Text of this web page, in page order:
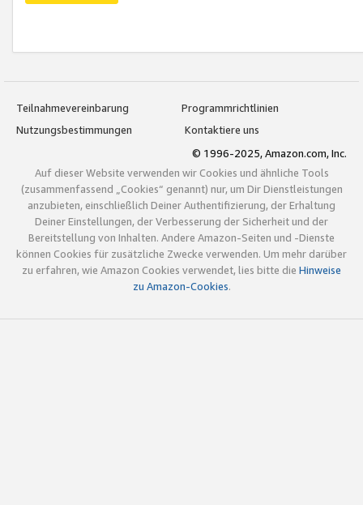
Teilnahmevereinbarung
Programmrichtlinien
Nutzungsbestimmungen
Kontaktiere uns
© 1996-2025, Amazon.com, Inc.
Auf dieser Website verwenden wir Cookies und ähnliche Tools
(zusammenfassend „Cookies“ genannt) nur, um Dir Dienstleistungen
anzubieten, einschließlich Deiner Authentifizierung, der Erhaltung
Deiner Einstellungen, der Verbesserung der Sicherheit und der
Bereitstellung von Inhalten. Andere Amazon-Seiten und -Dienste
können Cookies für zusätzliche Zwecke verwenden. Um mehr darüber
zu erfahren, wie Amazon Cookies verwendet, lies bitte die Hinweise
zu Amazon-Cookies.